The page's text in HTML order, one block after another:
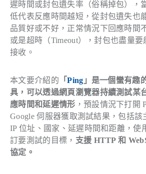
遲時間或封包遺失率（俗稱掉包），
低代表反應時間越短，從封包遺失也
品質好或不好，正常情況下回應時間
或是超時（Timeout），封包也盡量要
接收。
本文要介紹的 「Ping 」是一個蠻有趣
具，可以透過網頁瀏覽器持續測試某
應時間和延遲情形 ，預設情況下打開
Google 伺服器獲取測試結果，包括該
IP 位址、國家、延遲時間和距離，使
訂要測試的目標， 支援 HTTP 和
協定。